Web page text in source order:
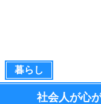
暮らし
社会人が心